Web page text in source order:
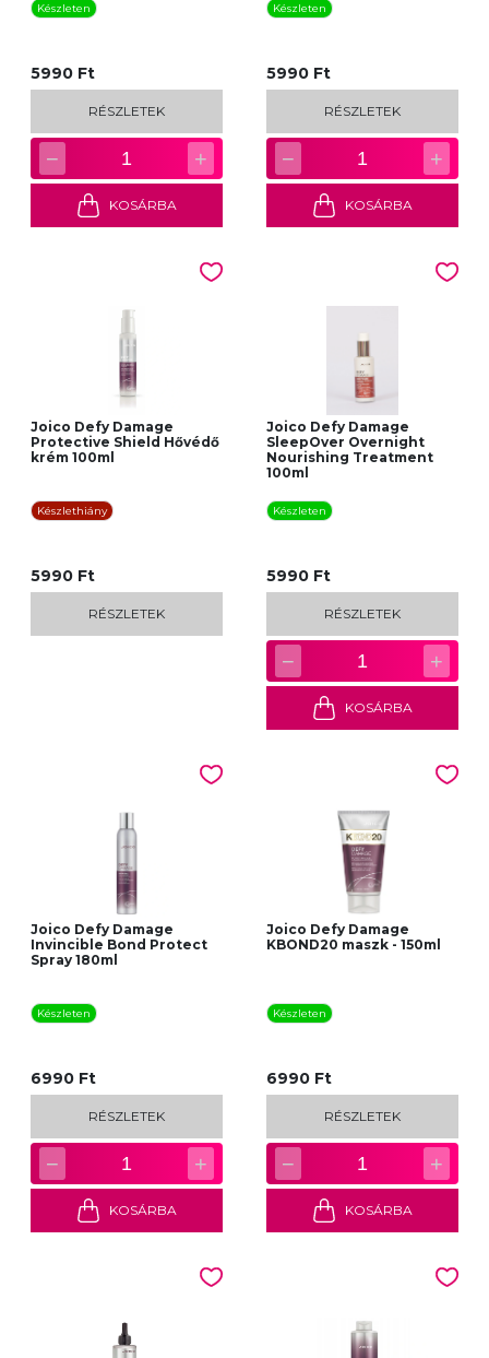
Készleten
5990 Ft
RÉSZLETEK
− 1 +
KOSÁRBA
Készleten
5990 Ft
RÉSZLETEK
− 1 +
KOSÁRBA
Joico Defy Damage
Protective Shield Hővédő
krém 100ml
Készlethiány
5990 Ft
RÉSZLETEK
Joico Defy Damage
SleepOver Overnight
Nourishing Treatment
100ml
Készleten
5990 Ft
RÉSZLETEK
− 1 +
KOSÁRBA
Joico Defy Damage
Invincible Bond Protect
Spray 180ml
Készleten
6990 Ft
RÉSZLETEK
− 1 +
KOSÁRBA
Joico Defy Damage
KBOND20 maszk - 150ml
Készleten
6990 Ft
RÉSZLETEK
− 1 +
KOSÁRBA